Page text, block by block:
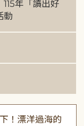
115年「讀出好
動
！漂洋過海的